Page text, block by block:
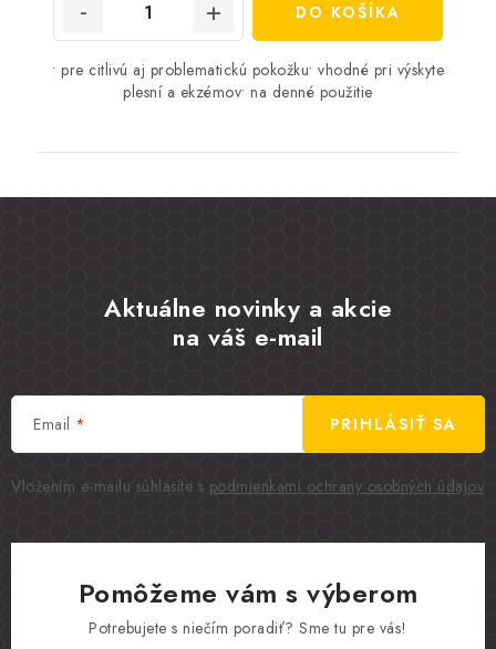
DO KOŠÍKA
• pre citlivú aj problematickú pokožku• vhodné pri výskyte
plesní a ekzémov• na denné použitie
Aktuálne novinky a akcie
na váš e-mail
Email
Vložením e-mailu súhlasíte s podmienkami ochrany osobných údajov
PRIHLÁSIŤ SA
Pomôžeme vám s výberom
Potrebujete s niečím poradiť? Sme tu pre vás!